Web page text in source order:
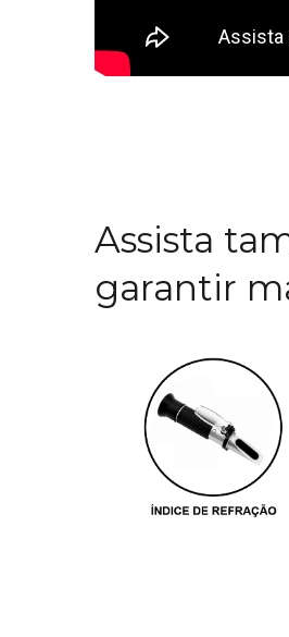
Assista
garantir